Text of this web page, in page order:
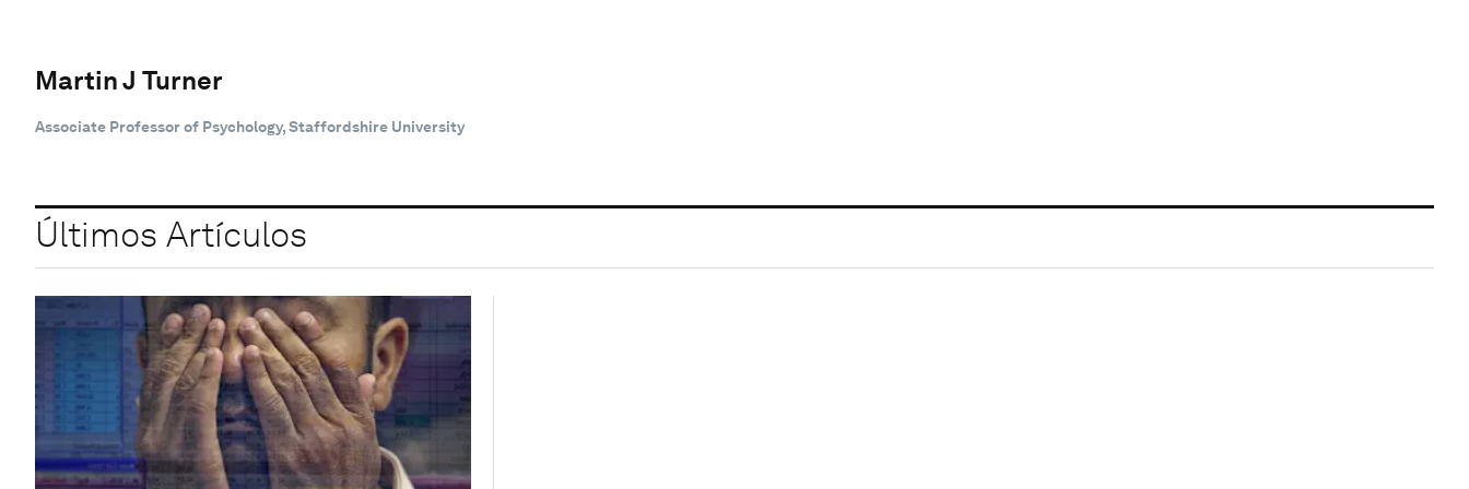
Martin J Turner
Associate Professor of Psychology, Staffordshire University
Últimos Artículos